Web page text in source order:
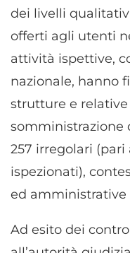
dei livelli
offerti agli utenti
attività ispettive,
nazionale, hanno
strutture e
somministrazione
257 irregolari (pari
ispezionati),
ed amministrative
Ad esito dei